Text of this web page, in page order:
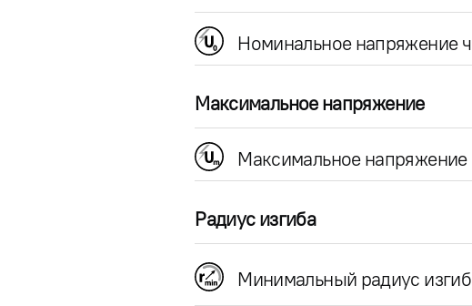
Номинальное напряжение
Максимальное напряжение
Максимальное напряжение
Радиус изгиба
Минимальный радиус